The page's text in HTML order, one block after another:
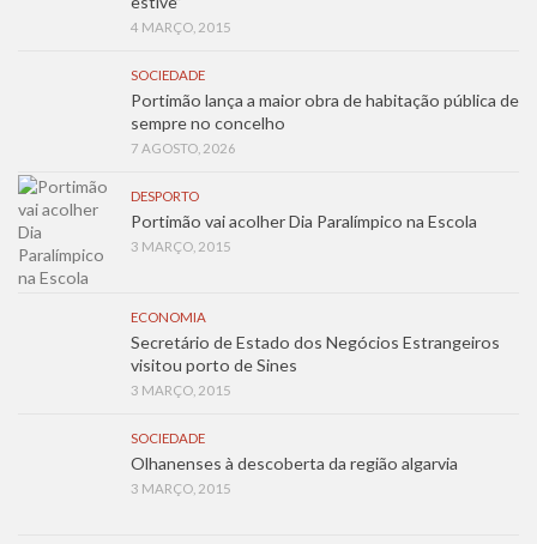
4 MARÇO, 2015
SOCIEDADE
Portimão lança a maior obra de habitação pública de
sempre no concelho
7 AGOSTO, 2026
DESPORTO
Portimão vai acolher Dia Paralímpico na Escola
3 MARÇO, 2015
ECONOMIA
Secretário de Estado dos Negócios Estrangeiros
visitou porto de Sines
3 MARÇO, 2015
SOCIEDADE
Olhanenses à descoberta da região algarvia
3 MARÇO, 2015